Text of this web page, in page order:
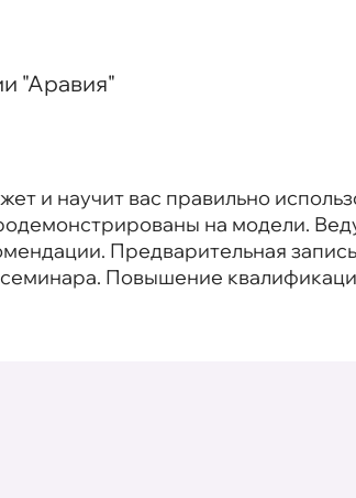
"Аравия"
и научит вас правильно
на модели.
Предварительная запись
Повышение